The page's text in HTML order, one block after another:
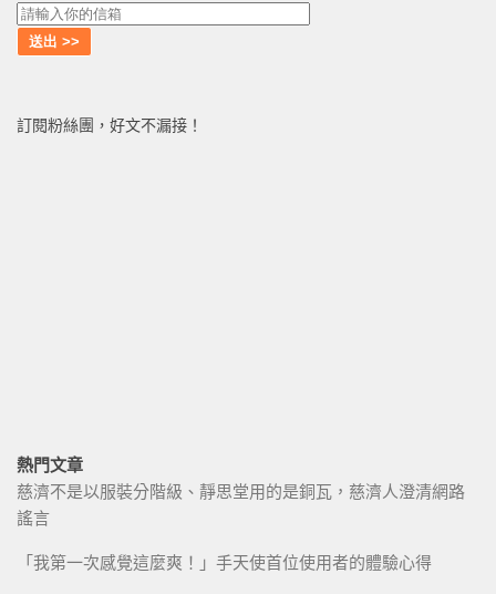
訂閱粉絲團，好文不漏接！
熱門文章
慈濟不是以服裝分階級、靜思堂用的是銅瓦，慈濟人澄清網路
謠言
「我第一次感覺這麼爽！」手天使首位使用者的體驗心得